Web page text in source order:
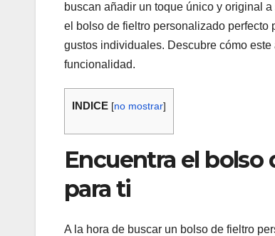
buscan añadir un toque único y original
el bolso de fieltro personalizado perfecto
gustos individuales. Descubre cómo
funcionalidad.
INDICE [no mostrar]
Encuentra el
para ti
A la hora de buscar un bolso de fieltro